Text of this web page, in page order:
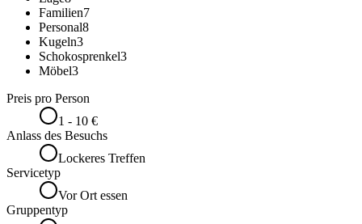
Familien7
Personal8
Kugeln3
Schokosprenkel3
Möbel3
Preis pro Person
1 - 10 €
Anlass des Besuchs
Lockeres Treffen
Servicetyp
Vor Ort essen
Gruppentyp